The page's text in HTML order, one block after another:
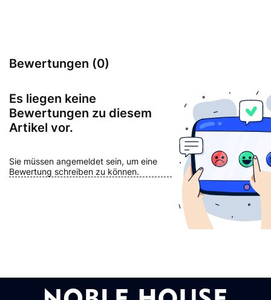
Bewertungen (0)
Es liegen keine
Bewertungen zu diesem
Artikel vor.
Sie müssen angemeldet sein, um eine
Bewertung schreiben zu können.